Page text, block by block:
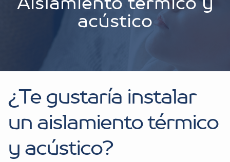
acústico
¿Te gustaría instalar
un aislamiento térmico
y acústico?